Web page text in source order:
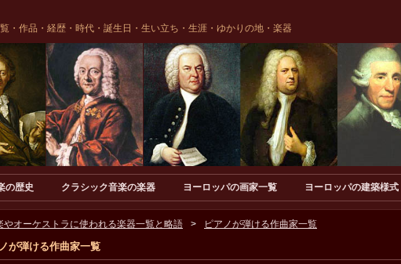
・作品・経歴・時代・誕生日・生い立ち・生涯・ゆかりの地・楽器
の歴史 クラシック音楽の楽器 ヨーロッパの画家一覧 ヨーロッパの建築様式
やオーケストラに使われる楽器一覧と略語 ピアノが弾ける作曲家一覧
が弾ける作曲家一覧